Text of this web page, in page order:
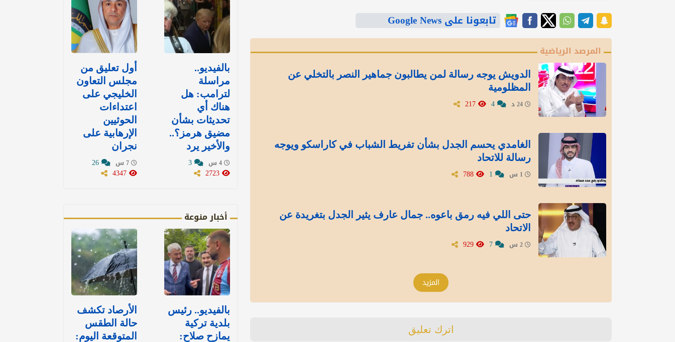
تابعونا على Google News
المرصد الرياضية
الدويش يوجه رسالة لمن يطالبون جماهير النصر بالتخلي عن
المظلومية
الغامدي يحسم الجدل بشأن تفريط الشباب في كاراسكو ويوجه
رسالة للاتحاد
‏حتى اللي فيه رمق باعوه.. جمال عارف يثير الجدل بتغريدة عن
الاتحاد
المزيد
اترك تعليق
بالفيديو..
مراسلة
لترامب: هل
هناك أي
تحديثات بشأن
مضيق هرمز؟..
والأخير يرد
أول تعليق من
مجلس التعاون
الخليجي على
اعتداءات
الحوثيين
الإرهابية على
نجران
أخبار منوعة
بالفيديو.. رئيس
بلدية تركية
يمازح صلاح:
الأرصاد تكشف
حالة الطقس
المتوقعة اليوم: